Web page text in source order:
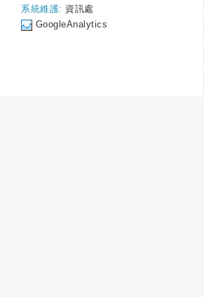
系統維護: 資訊處
GoogleAnalytics